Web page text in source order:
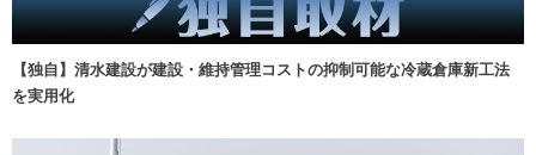
【独自】清水建設が建設・維持管理コストの抑制可能な冷蔵倉庫新工法
を実用化